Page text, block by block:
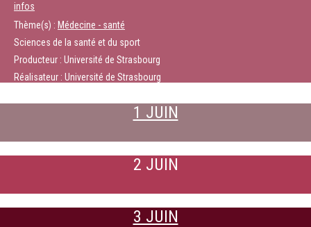
infos
Thème(s) : Médecine - santé
Sciences de la santé et du sport
Producteur : Université de Strasbourg
Réalisateur : Université de Strasbourg
1 JUIN
2 JUIN
3 JUIN